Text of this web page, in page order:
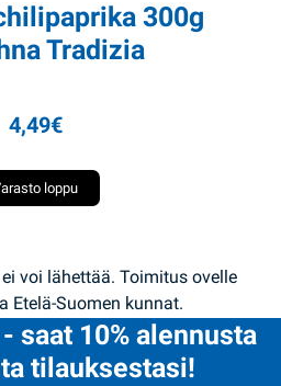
300g
Tradizia
4,49€
loppu
voi lähettää. Toimitus ovelle
Etelä-Suomen kunnat.
saat 10% alennusta
tilauksestasi!